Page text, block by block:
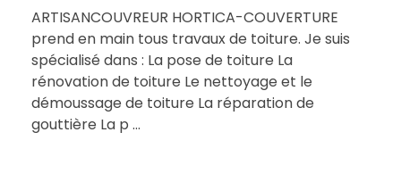
ARTISANCOUVREUR HORTICA-COUVERTURE
prend en main tous travaux de toiture. Je suis
spécialisé dans : La pose de toiture La
rénovation de toiture Le nettoyage et le
démoussage de toiture La réparation de
gouttière La p ...